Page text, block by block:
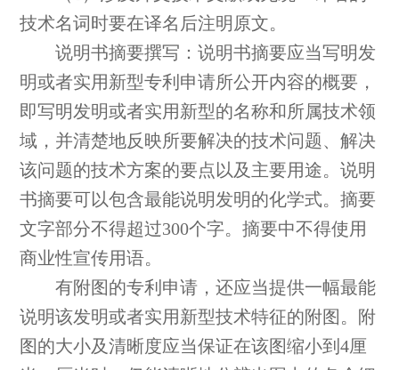
技术名词时要在译名后注明原文。
说明书摘要撰写：说明书摘要应当写明发
明或者实用新型专利申请所公开内容的概要，
即写明发明或者实用新型的名称和所属技术领
域，并清楚地反映所要解决的技术问题、解决
该问题的技术方案的要点以及主要用途。说明
书摘要可以包含最能说明发明的化学式。摘要
文字部分不得超过300个字。摘要中不得使用
商业性宣传用语。
有附图的专利申请，还应当提供一幅最能
说明该发明或者实用新型技术特征的附图。附
图的大小及清晰度应当保证在该图缩小到4厘